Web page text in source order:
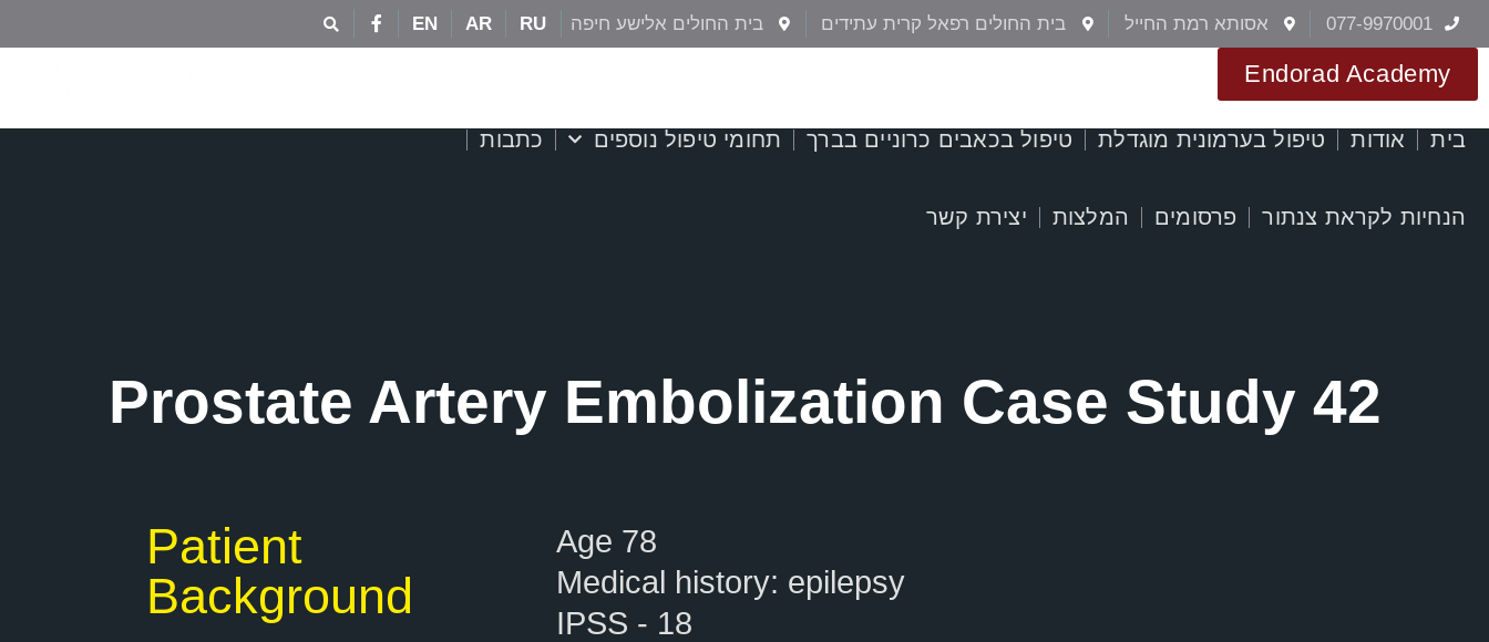
077-9970001 אסותא רמת החייל בית החולים רפאל קרית עתידים בית החולים אלישע חיפה RU
AR
EN
Endorad Academy
בית אודות טיפול בערמונית מוגדלת טיפול בכאבים כרוניים בברך תחומי טיפול נוספים כתבות
הנחיות לקראת צנתור פרסומים המלצות יצירת קשר
Prostate Artery Embolization Case Study 42
Patient
Background
Age 78
Medical history: epilepsy
IPSS - 18